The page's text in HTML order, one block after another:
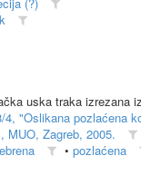
uska traka izrezana
4, "Oslikana pozlaćena
MUO, Zagreb, 2005.
• pozlaćena